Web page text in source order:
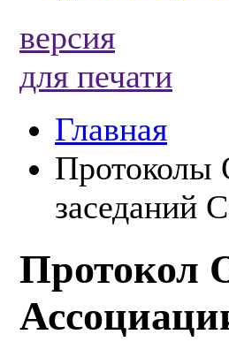
версия
для печати
Главная
Протоколы
заседаний
Протокол